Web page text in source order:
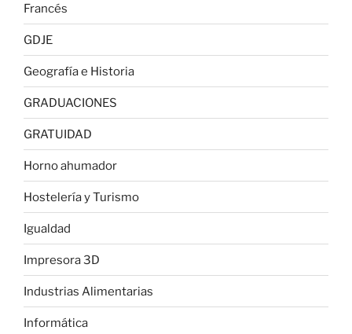
Francés
GDJE
Geografía e Historia
GRADUACIONES
GRATUIDAD
Horno ahumador
Hostelería y Turismo
Igualdad
Impresora 3D
Industrias Alimentarias
Informática